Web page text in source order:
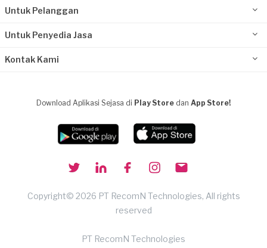
Untuk Pelanggan
Untuk Penyedia Jasa
Kontak Kami
Download Aplikasi Sejasa di Play Store dan App Store!
Copyright© 2026 PT RecomN Technologies, All rights
reserved
PT RecomN Technologies